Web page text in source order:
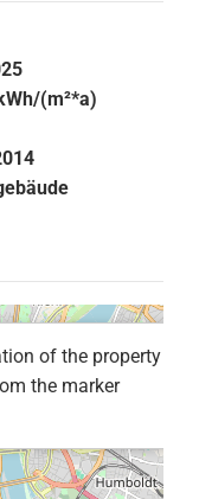
(m²*a)
of the property
the marker